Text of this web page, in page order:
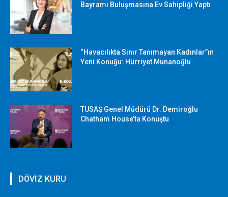
Bayramı Buluşmasına Ev Sahipliği Yaptı
“Havacılıkta Sınır Tanımayan Kadınlar”ın
Yeni Konuğu: Hürriyet Munanoğlu
TUSAŞ Genel Müdürü Dr. Demiroğlu
Chatham House’ta Konuştu
DÖVİZ KURU